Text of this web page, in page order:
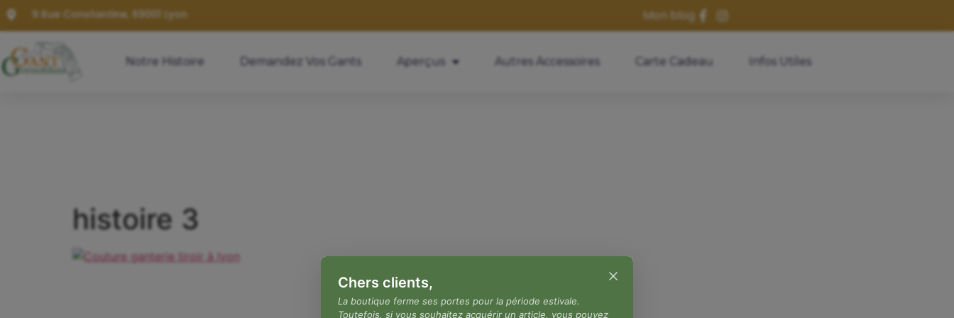
9 Rue Constantine, 69001 Lyon Mon blog
Notre Histoire Demandez Vos Gants Aperçus Autres Accessoires Carte Cadeau Infos Utiles
histoire 3
Chers clients,
La boutique ferme ses portes pour la période estivale.
Toutefois, si vous souhaitez acquérir un article, vous pouvez